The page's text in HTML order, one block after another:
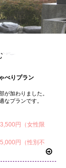
べりプラン
が加わりました。
なプランです。
円（女性限
円（性別不